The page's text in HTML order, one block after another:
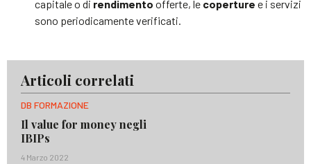
capitale o di rendimento offerte, le coperture e i servizi
sono periodicamente verificati.
Articoli correlati
DB FORMAZIONE
Il value for money negli
IBIPs
4 Marzo 2022